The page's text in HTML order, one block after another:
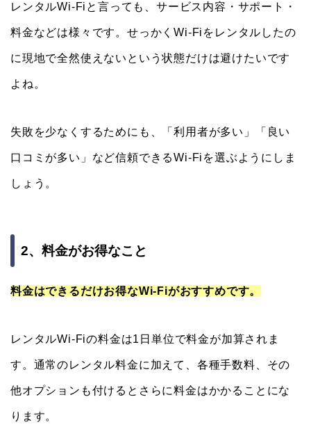
レンタルWi-Fiと言っても、サービス内容・サポート・
料金などは様々です。せっかくWi-Fiをレンタルしたの
に現地で全然使えないという状態だけは避けたいです
よね。
失敗を少なくするためにも、「利用者が多い」「良い
口コミが多い」など信頼できるWi-Fiを選ぶようにしま
しょう。
2、料金がお得なこと
料金はできるだけお得なWi-Fiがおすすめです。
レンタルWi-Fiの料金は1日単位で料金が加算されま
す。通常のレンタル料金に加えて、各種手数料、その
他オプションも付けるとさらに料金はかかることにな
ります。